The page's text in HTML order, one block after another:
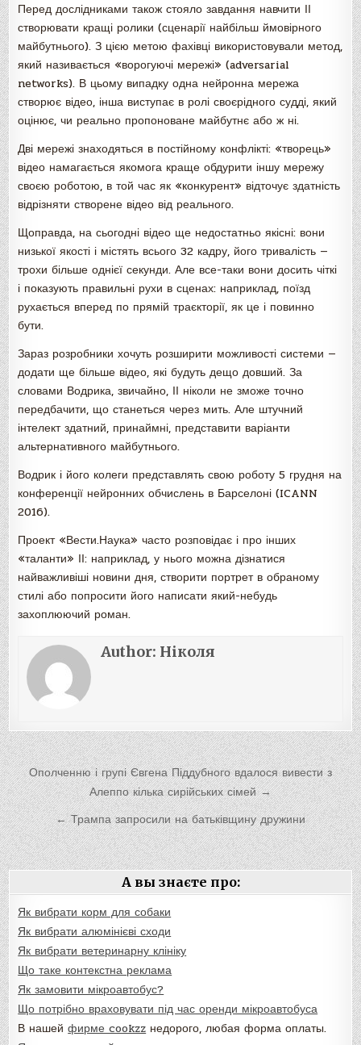
Перед дослідниками також стояло завдання навчити ІІ
створювати кращі ролики (сценарії найбільш ймовірного
майбутнього). З цією метою фахівці використовували метод,
який називається «ворогуючі мережі» (adversarial
networks). В цьому випадку одна нейронна мережа
створює відео, інша виступає в ролі своєрідного судді, який
оцінює, чи реально пропоноване майбутнє або ж ні.
Дві мережі знаходяться в постійному конфлікті: «творець»
відео намагається якомога краще обдурити іншу мережу
своєю роботою, в той час як «конкурент» відточує здатність
відрізняти створене відео від реального.
Щоправда, на сьогодні відео ще недостатньо якісні: вони
низької якості і містять всього 32 кадру, його тривалість —
трохи більше однієї секунди. Але все-таки вони досить чіткі
і показують правильні рухи в сценах: наприклад, поїзд
рухається вперед по прямій траєкторії, як це і повинно
бути.
Зараз розробники хочуть розширити можливості системи —
додати ще більше відео, які будуть дещо довший. За
словами Водрика, звичайно, ІІ ніколи не зможе точно
передбачити, що станеться через мить. Але штучний
інтелект здатний, принаймні, представити варіанти
альтернативного майбутнього.
Водрик і його колеги представлять свою роботу 5 грудня на
конференції нейронних обчислень в Барселоні (ICANN
2016).
Проект «Вести.Наука» часто розповідає і про інших
«таланти» ІІ: наприклад, у нього можна дізнатися
найважливіші новини дня, створити портрет в обраному
стилі або попросити його написати який-небудь
захоплюючий роман.
Author: Ніколя
Навигация
по
записям
Ополченню і групі Євгена Піддубного вдалося вивести з
Алеппо кілька сирійських сімей →
← Трампа запросили на батьківщину дружини
А вы знаєте про:
Як вибрати корм для собаки
Як вибрати алюмінієві сходи
Як вибрати ветеринарну клініку
Що таке контекстна реклама
Як замовити мікроавтобус?
Що потрібно враховувати під час оренди мікроавтобуса
В нашейфирме cookzz недорого, любая форма оплаты.